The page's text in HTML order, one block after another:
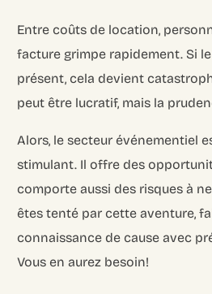
Entre coûts de location,
facture grimpe rapidement. Si
présent, cela devient
peut être lucratif, mais la
Alors, le secteur événementiel
stimulant. Il offre des
comporte aussi des risques à
êtes tenté par cette aventure,
connaissance de cause avec
Vous en aurez besoin!